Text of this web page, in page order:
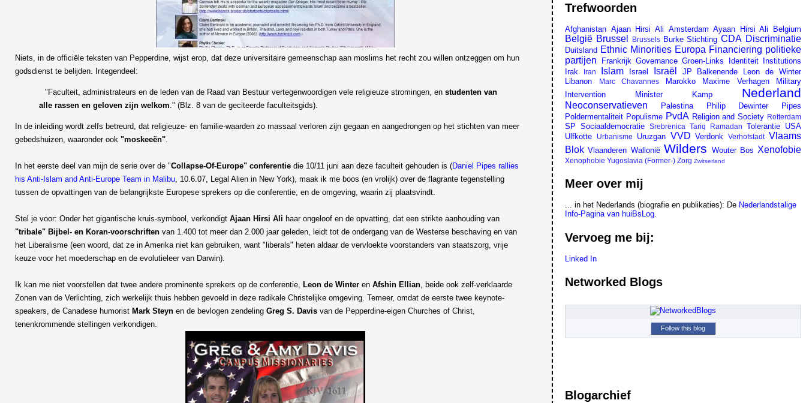
Niets, in de officiële teksten van Pepperdine, wijst erop, dat deze universitaire gemeenschap aan moslims het recht zou willen ontzeggen om hun
godsdienst te belijden. Integendeel:
"Faculteit, administrateurs en de leden van de Raad van Bestuur vertegenwoordigen vele religieuze stromingen, en studenten van
alle rassen en geloven zijn welkom." (Blz. 8 van de geciteerde faculteitsgids).
In de inleiding wordt zelfs betreurd, dat religieuze- en familie-waarden zo massaal verloren zijn gegaan en aangedrongen op het stichten van meer
gebedshuizen, waaronder ook "moskeeën".
In het eerste deel van mijn de serie over de "Collapse-Of-Europe" conferentie die 10/11 juni aan deze faculteit gehouden is (Daniel Pipes rallies
his Anti-Islam and Anti-Europe Team in Malibu, 10.6.07, Legal Alien in New York), maak ik me boos (en vrolijk) over de flagrante tegenstelling
tussen de opvattingen van de belangrijkste Europese sprekers op die conferentie, en de omgeving, waarin zij plaatsvindt.
Stel je voor: Onder het gigantische kruis-symbool, verkondigt Ajaan Hirsi Ali haar ongeloof en de opvatting, dat een strikte aanhouding van
"tribale" Bijbel- en Koran-voorschriften van 1.400 tot meer dan 2.000 jaar geleden, leidt tot de ondergang van de Westerse beschaving en van
het Liberalisme (een woord, dat ze in Amerika niet kan gebruiken, want "liberals" heten aldaar de vervloekte voorstanders van staatszorg, vrije
keuze voor het moederschap en de evolutieleer van Darwin).
Ik kan me niet voorstellen dat twee andere prominente sprekers op de conferentie, Leon de Winter en Afshin Ellian, beide ook zelf-verklaarde
Zonen van de Verlichting, zich werkelijk thuis hebben gevoeld in deze radikale Christelijke omgeving. Temeer, omdat de eerste twee keynote-
speakers, de Canadese humorist Mark Steyn en de bevlogen zendeling Greg S. Davis van de Pepperdine-eigen Churches of Christ,
tenenkrommende stellingen verkondigen.
Trefwoorden
Afghanistan Ajaan Hirsi Ali Amsterdam Ayaan Hirsi Ali Belgium
België Brussel Brussels Burke Stichting CDA Discriminatie
Duitsland Ethnic Minorities Europa Financiering politieke
partijen
Frankrijk Governance Groen-Links Identiteit
Institutions
Irak
Iran Islam Israel Israël JP Balkenende
Leon de Winter
Libanon
Marc Chavannes Marokko Maxime Verhagen
Military
Intervention
Minister Kamp Nederland
Neoconservatieven Palestina Philip Dewinter
Pipes
Poldermentaliteit Populisme PvdA Religion and Society Rotterdam
SP Sociaaldemocratie Srebrenica Tariq Ramadan Tolerantie USA
Ulfkotte
Urbanisme Uruzgan VVD Verdonk Verhofstadt Vlaams
Blok Vlaanderen Wallonië Wilders Wouter Bos Xenofobie
Xenophobie Yugoslavia (Former-) Zorg Zwitserland
Meer over mij
... in het Nederlands (biografie en publikaties): De Nederlandstalige
Info-Pagina van huiBsLog.
Vervoeg me bij:
Linked In
Networked Blogs
Follow this blog
Blogarchief